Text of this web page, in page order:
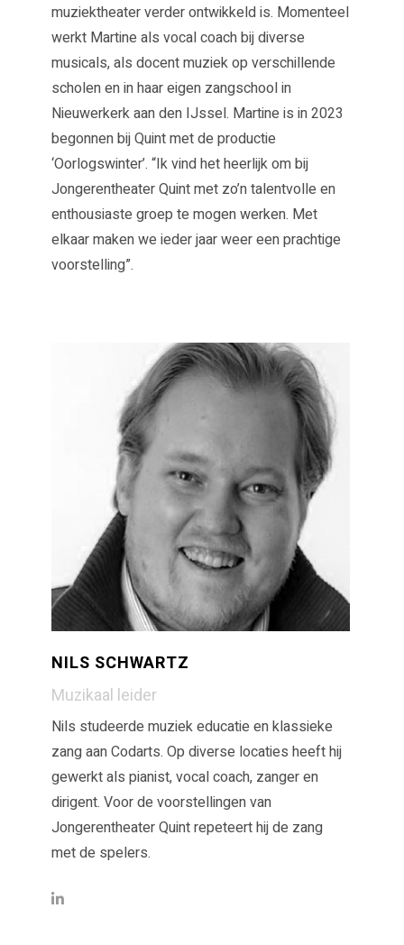
muziektheater verder ontwikkeld is. Momenteel
werkt Martine als vocal coach bij diverse
musicals, als docent muziek op verschillende
scholen en in haar eigen zangschool in
Nieuwerkerk aan den IJssel. Martine is in 2023
begonnen bij Quint met de productie
‘Oorlogswinter’. “Ik vind het heerlijk om bij
Jongerentheater Quint met zo’n talentvolle en
enthousiaste groep te mogen werken. Met
elkaar maken we ieder jaar weer een prachtige
voorstelling”.
NILS SCHWARTZ
Muzikaal leider
Nils studeerde muziek educatie en klassieke
zang aan Codarts. Op diverse locaties heeft hij
gewerkt als pianist, vocal coach, zanger en
dirigent. Voor de voorstellingen van
Jongerentheater Quint repeteert hij de zang
met de spelers.